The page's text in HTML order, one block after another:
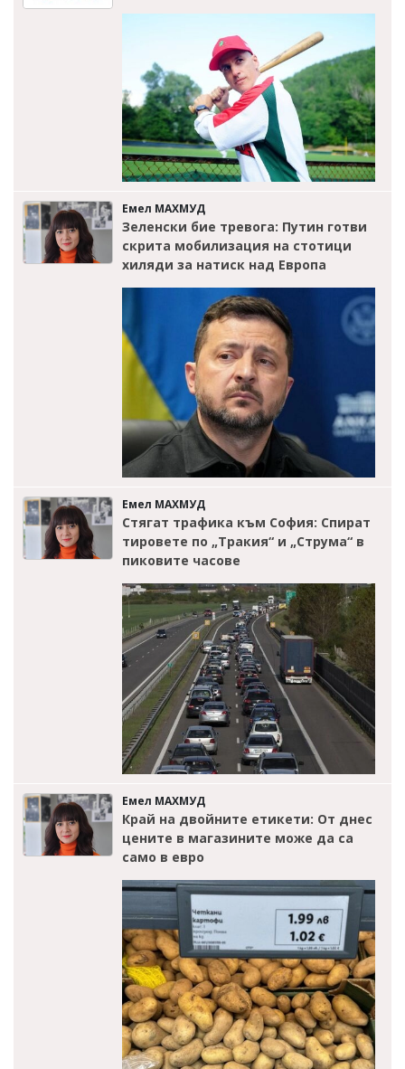
Емел МАХМУД
Зеленски бие тревога: Путин готви
скрита мобилизация на стотици
хиляди за натиск над Европа
Емел МАХМУД
Стягат трафика към София: Спират
тировете по „Тракия“ и „Струма“ в
пиковите часове
Емел МАХМУД
Край на двойните етикети: От днес
цените в магазините може да са
само в евро